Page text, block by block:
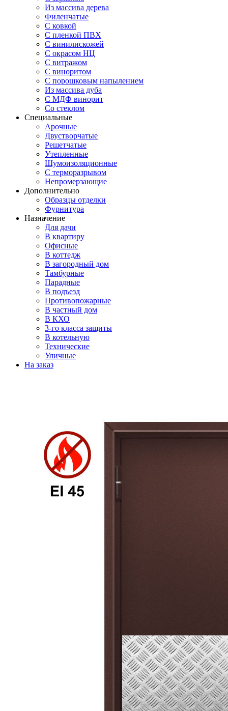
Из массива дерева
Филенчатые
С ковкой
С пленкой ПВХ
С винилискожей
С окрасом НЦ
С витражом
С виноритом
С порошковым напылением
Из массива дуба
С МДФ винорит
Со стеклом
Специальные
Арочные
Двустворчатые
Решетчатые
Утепленные
Шумоизоляционные
С терморазрывом
Непромерзающие
Дополнительно
Образцы отделки
Фурнитура
Назначение
Для дачи
В квартиру
Офисные
В коттедж
В загородный дом
Тамбурные
Парадные
В подъезд
Противопожарные
В частный дом
В КХО
3-го класса защиты
В котельную
Технические
Уличные
На заказ